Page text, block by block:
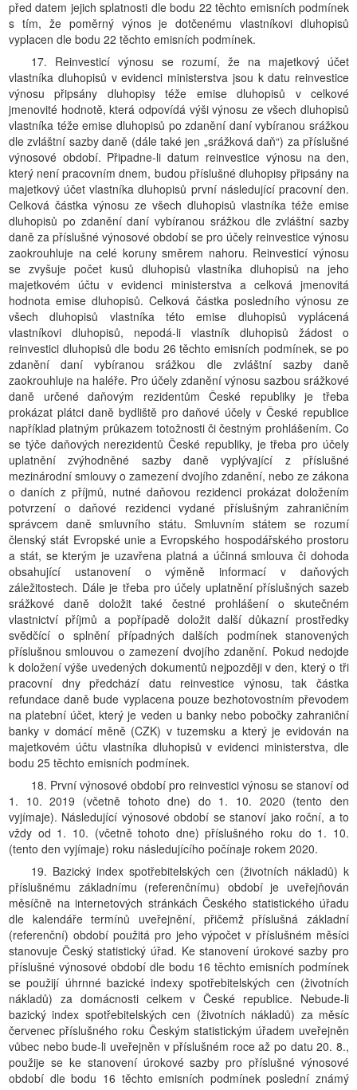
před datem jejich splatnosti dle bodu 22 těchto emisních podmínek
s tím, že poměrný výnos je dotčenému vlastníkovi dluhopisů
vyplacen dle bodu 22 těchto emisních podmínek.
17. Reinvesticí výnosu se rozumí, že na majetkový účet
vlastníka dluhopisů v evidenci ministerstva jsou k datu reinvestice
výnosu připsány dluhopisy téže emise dluhopisů v celkové
jmenovité hodnotě, která odpovídá výši výnosu ze všech dluhopisů
vlastníka téže emise dluhopisů po zdanění daní vybíranou srážkou
dle zvláštní sazby daně (dále také jen „srážková daň“) za příslušné
výnosové období. Připadne-li datum reinvestice výnosu na den,
který není pracovním dnem, budou příslušné dluhopisy připsány na
majetkový účet vlastníka dluhopisů první následující pracovní den.
Celková částka výnosu ze všech dluhopisů vlastníka téže emise
dluhopisů po zdanění daní vybíranou srážkou dle zvláštní sazby
daně za příslušné výnosové období se pro účely reinvestice výnosu
zaokrouhluje na celé koruny směrem nahoru. Reinvesticí výnosu
se zvyšuje počet kusů dluhopisů vlastníka dluhopisů na jeho
majetkovém účtu v evidenci ministerstva a celková jmenovitá
hodnota emise dluhopisů. Celková částka posledního výnosu ze
všech dluhopisů vlastníka této emise dluhopisů vyplácená
vlastníkovi dluhopisů, nepodá-li vlastník dluhopisů žádost o
reinvestici dluhopisů dle bodu 26 těchto emisních podmínek, se po
zdanění daní vybíranou srážkou dle zvláštní sazby daně
zaokrouhluje na haléře. Pro účely zdanění výnosu sazbou srážkové
daně určené daňovým rezidentům České republiky je třeba
prokázat plátci daně bydliště pro daňové účely v České republice
například platným průkazem totožnosti či čestným prohlášením. Co
se týče daňových nerezidentů České republiky, je třeba pro účely
uplatnění zvýhodněné sazby daně vyplývající z příslušné
mezinárodní smlouvy o zamezení dvojího zdanění, nebo ze zákona
o daních z příjmů, nutné daňovou rezidenci prokázat doložením
potvrzení o daňové rezidenci vydané příslušným zahraničním
správcem daně smluvního státu. Smluvním státem se rozumí
členský stát Evropské unie a Evropského hospodářského prostoru
a stát, se kterým je uzavřena platná a účinná smlouva či dohoda
obsahující ustanovení o výměně informací v daňových
záležitostech. Dále je třeba pro účely uplatnění příslušných sazeb
srážkové daně doložit také čestné prohlášení o skutečném
vlastnictví příjmů a popřípadě doložit další důkazní prostředky
svědčící o splnění případných dalších podmínek stanovených
příslušnou smlouvou o zamezení dvojího zdanění. Pokud nedojde
k doložení výše uvedených dokumentů nejpozději v den, který o tři
pracovní dny předchází datu reinvestice výnosu, tak částka
refundace daně bude vyplacena pouze bezhotovostním převodem
na platební účet, který je veden u banky nebo pobočky zahraniční
banky v domácí měně (CZK) v tuzemsku a který je evidován na
majetkovém účtu vlastníka dluhopisů v evidenci ministerstva, dle
bodu 25 těchto emisních podmínek.
18. První výnosové období pro reinvestici výnosu se stanoví od
1. 10. 2019 (včetně tohoto dne) do 1. 10. 2020 (tento den
vyjímaje). Následující výnosové období se stanoví jako roční, a to
vždy od 1. 10. (včetně tohoto dne) příslušného roku do 1. 10.
(tento den vyjímaje) roku následujícího počínaje rokem 2020.
19. Bazický index spotřebitelských cen (životních nákladů) k
příslušnému základnímu (referenčnímu) období je uveřejňován
měsíčně na internetových stránkách Českého statistického úřadu
dle kalendáře termínů uveřejnění, přičemž příslušná základní
(referenční) období použitá pro jeho výpočet v příslušném měsíci
stanovuje Český statistický úřad. Ke stanovení úrokové sazby pro
příslušné výnosové období dle bodu 16 těchto emisních podmínek
se použijí úhrnné bazické indexy spotřebitelských cen (životních
nákladů) za domácnosti celkem v České republice. Nebude-li
bazický index spotřebitelských cen (životních nákladů) za měsíc
červenec příslušného roku Českým statistickým úřadem uveřejněn
vůbec nebo bude-li uveřejněn v příslušném roce až po datu 20. 8.,
použije se ke stanovení úrokové sazby pro příslušné výnosové
období dle bodu 16 těchto emisních podmínek poslední známý